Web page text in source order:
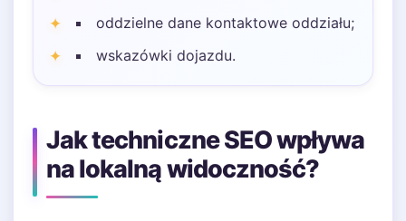
oddzielne dane kontaktowe oddziału;
wskazówki dojazdu.
Jak techniczne SEO wpływa
na lokalną widoczność?